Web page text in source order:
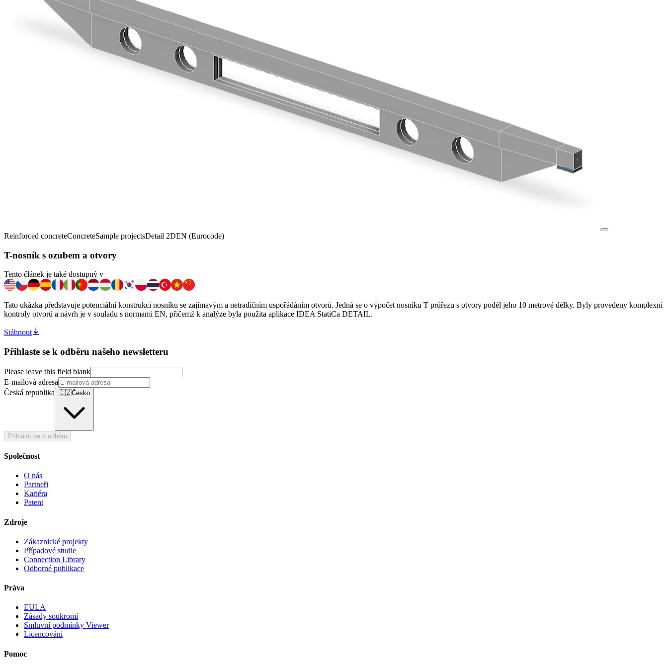
Reinforced concreteConcreteSample projectsDetail 2DEN (Eurocode)
T-nosník s ozubem a otvory
Tento článek je také dostupný v
Tato ukázka představuje potenciální konstrukci nosníku se zajímavým a netradičním uspořádáním otvorů. Jedná se o výpočet nosníku T průřezu s otvory podél jeho 10 metrové délky. Byly provedeny komplexní
kontroly otvorů a návrh je v souladu s normami EN, přičemž k analýze byla použita aplikace IDEA StatiCa DETAIL.
Stáhnout
Přihlaste se k odběru našeho newsletteru
Please leave this field blank
E-mailová adresa
Česká republika 🇨🇿Česko
Přihlásit se k odběru
Společnost
O nás
Partneři
Kariéra
Patent
Zdroje
Zákaznické projekty
Případové studie
Connection Library
Odborné publikace
Práva
EULA
Zásady soukromí
Smluvní podmínky Viewer
Licencování
Pomoc